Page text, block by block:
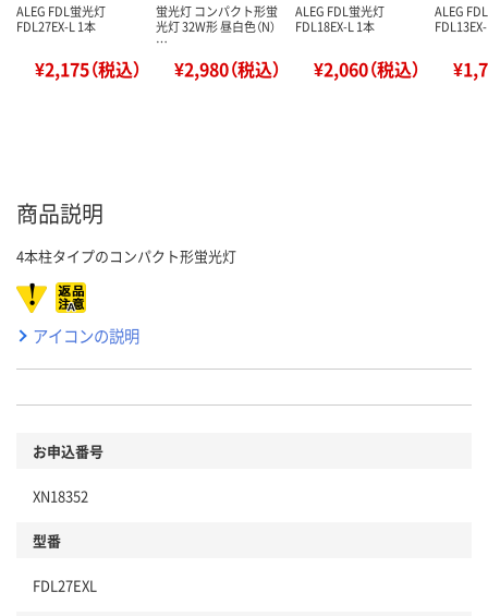
ALEG FDL蛍光灯
FDL27EX-L 1本
¥2,175（税込）
蛍光灯 コンパクト形蛍
光灯 32W形 昼白色（N）
…
¥2,980（税込）
ALEG FDL蛍光灯
FDL18EX-L 1本
¥2,060（税込）
ALEG
商品説明
4本柱タイプのコンパクト形蛍光灯
アイコンの説明
お申込番号
XN18352
型番
FDL27EXL